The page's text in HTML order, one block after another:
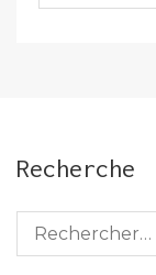
Recherche
Rechercher :